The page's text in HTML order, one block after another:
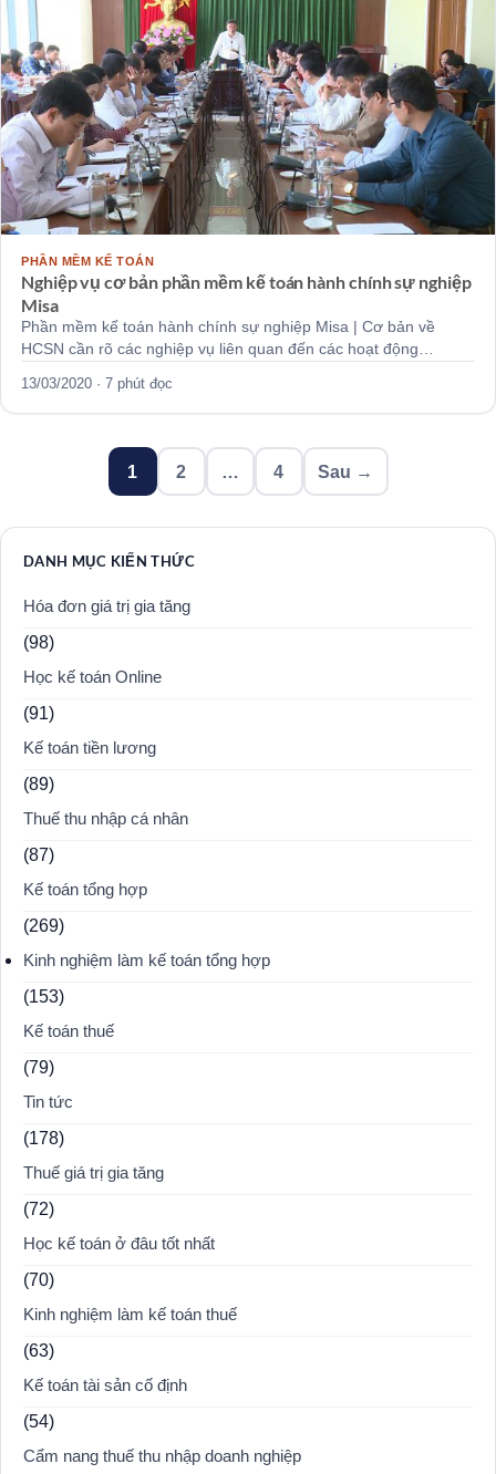
PHẦN MỀM KẾ TOÁN
Nghiệp vụ cơ bản phần mềm kế toán hành chính sự nghiệp
Misa
Phần mềm kế toán hành chính sự nghiệp Misa | Cơ bản về
HCSN cần rõ các nghiệp vụ liên quan đến các hoạt động…
13/03/2020 · 7 phút đọc
viết
1 2 … 4 Sau →
DANH MỤC KIẾN THỨC
Hóa đơn giá trị gia tăng
(98)
Học kế toán Online
(91)
Kế toán tiền lương
(89)
Thuế thu nhập cá nhân
(87)
Kế toán tổng hợp
(269)
Kinh nghiệm làm kế toán tổng hợp
(153)
Kế toán thuế
(79)
Tin tức
(178)
Thuế giá trị gia tăng
(72)
Học kế toán ở đâu tốt nhất
(70)
Kinh nghiệm làm kế toán thuế
(63)
Kế toán tài sản cố định
(54)
Cẩm nang thuế thu nhập doanh nghiệp